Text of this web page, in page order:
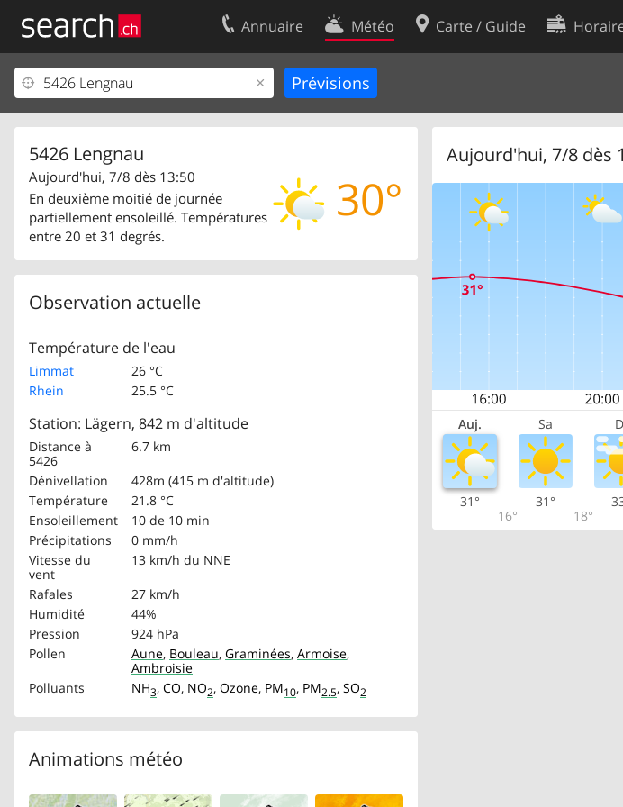
Annuaire Météo Carte / Guide
5426 Lengnau
30°
Aujourd'hui, 7/8 dès 13:50
En deuxième moitié de journée
partiellement ensoleillé. Températures
entre 20 et 31 degrés.
Observation actuelle
Température de l'eau
Limmat
26 °C
Rhein
25.5 °C
Station: Lägern, 842 m d'altitude
Distance à
5426
6.7 km
Dénivellation
428m (415 m d'altitude)
Température
21.8 °C
Ensoleillement
10 de 10 min
Précipitations
0 mm/h
Vitesse du
vent
13 km/h du NNE
Rafales
27 km/h
Humidité
44%
Pression
924 hPa
Pollen
Aune, Bouleau, Graminées, Armoise,
Ambroisie
Polluants
NH3, CO, NO2, Ozone, PM10, PM2.5, SO2
Animations météo
Aujourd'hui, 7/8 dès
Auj. Sa
31°
16°
31°
18°
Votre inscription
Centre clients
Contact
Conditions d’utilisation